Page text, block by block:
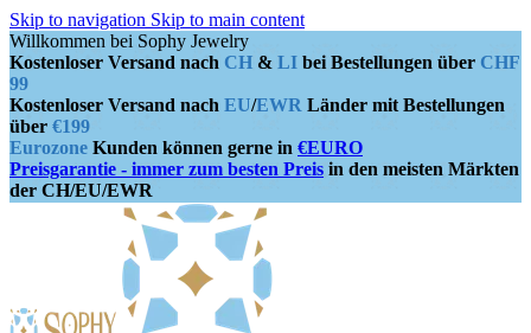
Skip to navigation Skip to main content
Willkommen bei Sophy Jewelry
Kostenloser Versand nach CH & LI bei Bestellungen über CHF
99
Kostenloser Versand nach EU/EWR Länder mit Bestellungen
über €199
Eurozone Kunden können gerne in €EURO
Preisgarantie - immer zum besten Preis in den meisten Märkten
der CH/EU/EWR